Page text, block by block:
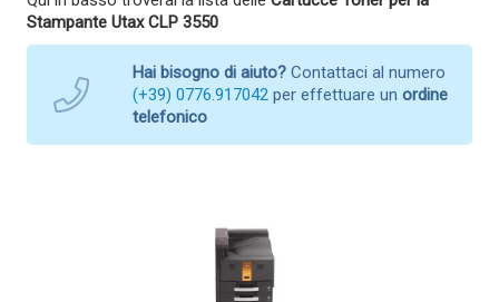
Stampante Utax CLP 3550
Hai bisogno di aiuto? Contattaci al numero
(+39) 0776.917042 per effettuare un ordine
telefonico